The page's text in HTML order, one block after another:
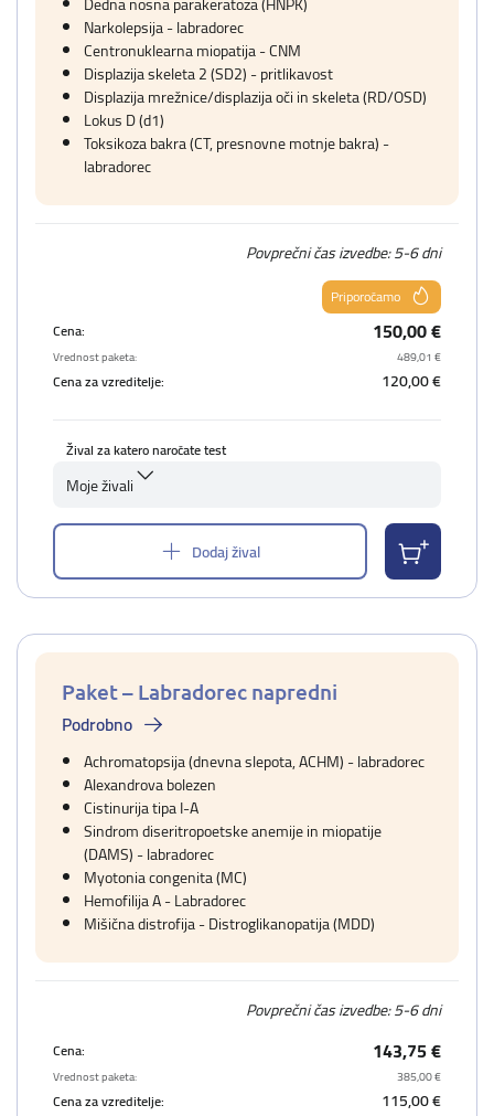
Narkolepsija - labradorec
Centronuklearna miopatija - CNM
Displazija skeleta 2 (SD2) - pritlikavost
Displazija mrežnice/displazija oči in skeleta (RD/OSD)
Lokus D (d1)
Toksikoza bakra (CT, presnovne motnje bakra) -
labradorec
Povprečni čas izvedbe: 5-6 dni
Priporočamo
Cena:
150,00 €
Vrednost paketa: 489,01 €
Cena za vzreditelje: 120,00 €
Žival za katero naročate test
Moje živali
Dodaj žival
Paket – Labradorec napredni
Podrobno
Achromatopsija (dnevna slepota, ACHM) - labradorec
Alexandrova bolezen
Cistinurija tipa I-A
Sindrom diseritropoetske anemije in miopatije
(DAMS) - labradorec
Myotonia congenita (MC)
Hemofilija A - Labradorec
Mišična distrofija - Distroglikanopatija (MDD)
Povprečni čas izvedbe: 5-6 dni
Cena: 143,75 €
Vrednost paketa: 385,00 €
Cena za vzreditelje: 115,00 €